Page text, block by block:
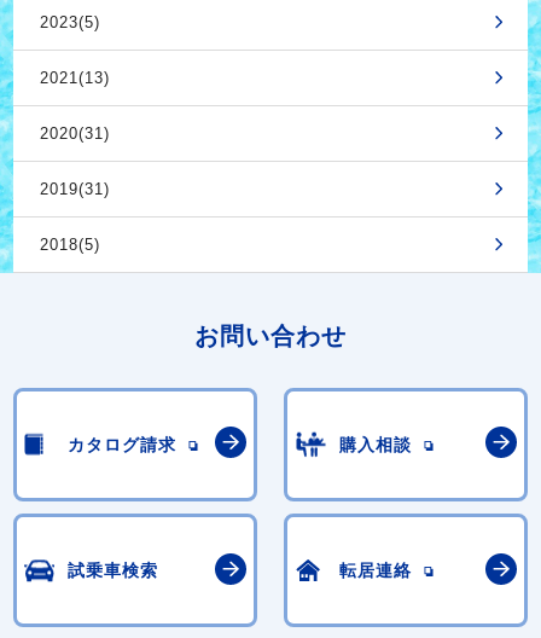
2023(5)
2021(13)
2020(31)
2019(31)
2018(5)
お問い合わせ
カタログ請求 購入相談
試乗車検索 転居連絡